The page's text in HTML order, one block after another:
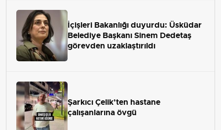
İçişleri Bakanlığı duyurdu: Üsküdar
Belediye Başkanı Sinem Dedetaş
görevden uzaklaştırıldı
Şarkıcı Çelik’ten hastane
çalışanlarına övgü